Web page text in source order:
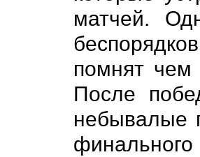
матчей.
помнят чем
После
небывалые